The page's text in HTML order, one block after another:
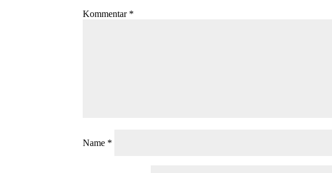
Kommentar *
Name *